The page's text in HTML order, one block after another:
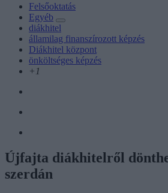
Felsőoktatás
Egyéb
diákhitel
államilag finanszírozott képzés
Diákhitel központ
önköltséges képzés
+1
Újfajta diákhitelről
szerdán